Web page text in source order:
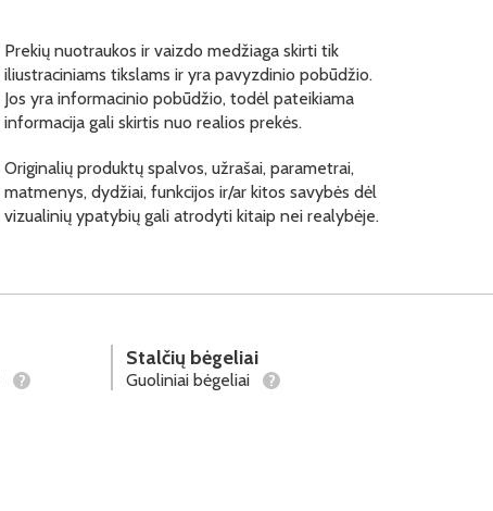
Prekių nuotraukos ir vaizdo medžiaga skirti tik
iliustraciniams tikslams ir yra pavyzdinio pobūdžio.
Jos yra informacinio pobūdžio, todėl pateikiama
informacija gali skirtis nuo realios prekės.
Originalių produktų spalvos, užrašai, parametrai,
matmenys, dydžiai, funkcijos ir/ar kitos savybės dėl
vizualinių ypatybių gali atrodyti kitaip nei realybėje.
?
Stalčių bėgeliai
Guoliniai bėgeliai ?